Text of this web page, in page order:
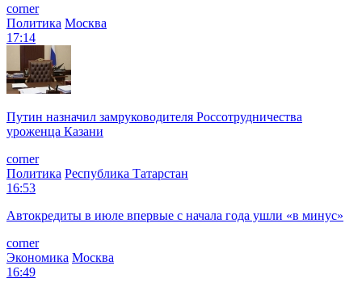
corner
Политика Москва
17:14
Путин назначил замруководителя Россотрудничества
уроженца Казани
corner
Политика Республика Татарстан
16:53
Автокредиты в июле впервые с начала года ушли «в минус»
corner
Экономика Москва
16:49